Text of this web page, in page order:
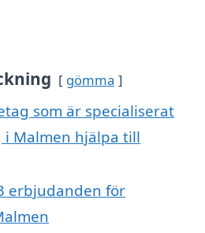
gömma
som är specialiserat
Malmen hjälpa till
erbjudanden för